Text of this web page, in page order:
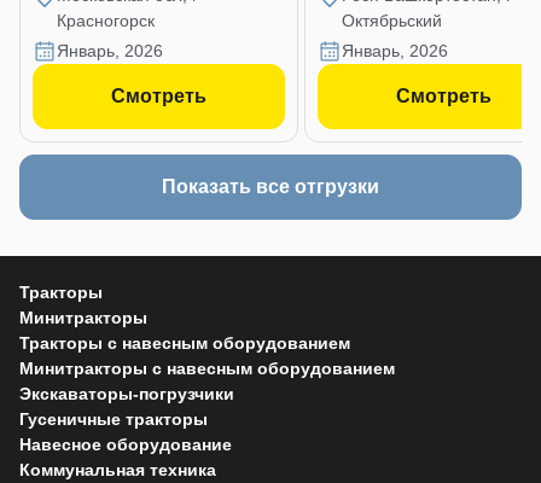
Красногорск
январь, 2026
Смотреть
Октябрьский
январь, 2026
Смотреть
Показать все отгрузки
Тракторы
Минитракторы
Тракторы с навесным оборудованием
Минитракторы с навесным оборудованием
Экскаваторы-погрузчики
Гусеничные тракторы
Навесное оборудование
Коммунальная техника